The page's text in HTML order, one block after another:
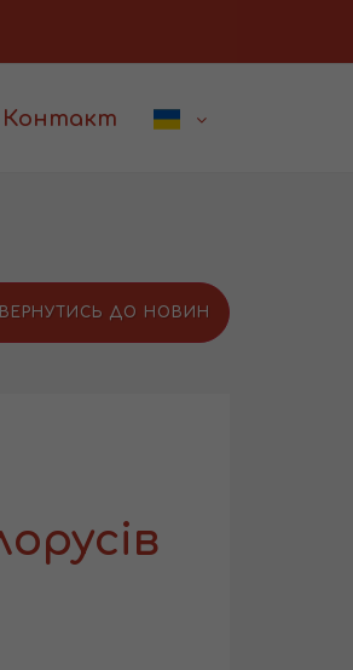
Контакт
ДО НОВИН